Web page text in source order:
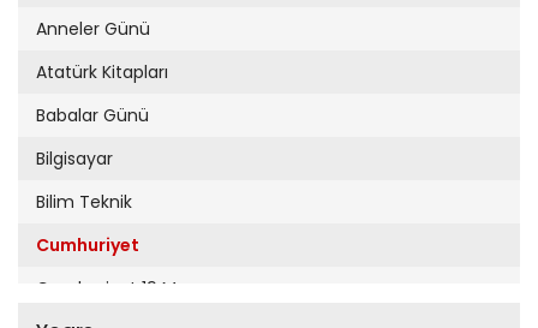
Anneler Günü
Atatürk Kitapları
Babalar Günü
Bilgisayar
Bilim Teknik
Cumhuriyet
Cumhuriyet 19 Mayıs